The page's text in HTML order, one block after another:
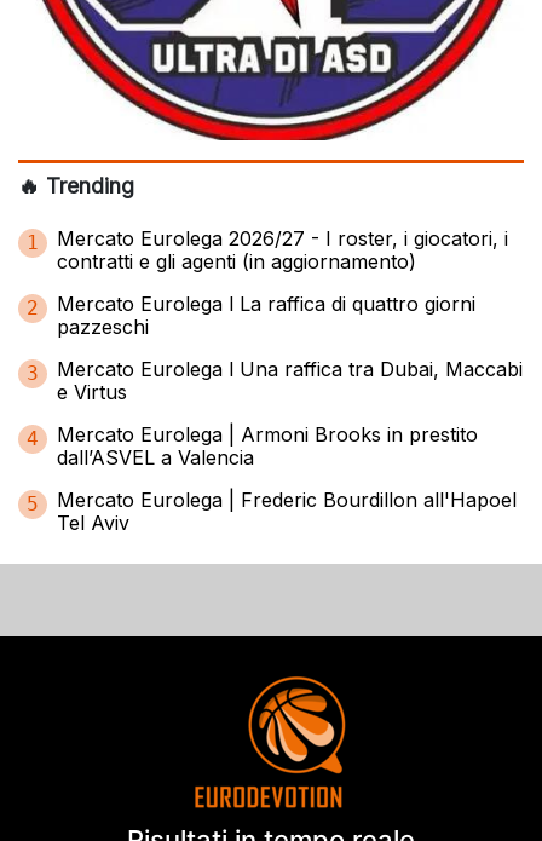
🔥 Trending
1
Mercato Eurolega 2026/27 - I roster, i giocatori, i
contratti e gli agenti (in aggiornamento)
2
Mercato Eurolega l La raffica di quattro giorni
pazzeschi
3
Mercato Eurolega l Una raffica tra Dubai, Maccabi
e Virtus
4
Mercato Eurolega | Armoni Brooks in prestito
dall’ASVEL a Valencia
5
Mercato Eurolega | Frederic Bourdillon all'Hapoel
Tel Aviv